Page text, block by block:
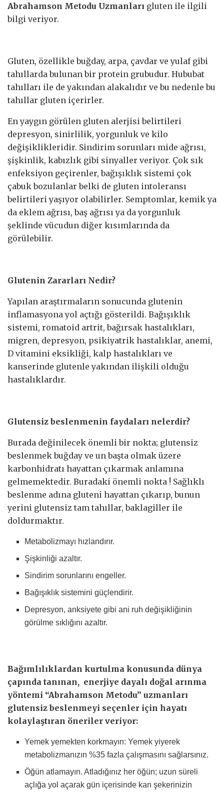
Abrahamson Metodu Uzmanları gluten ile ilgili
bilgi veriyor.
Gluten, özellikle buğday, arpa, çavdar ve yulaf gibi
tahıllarda bulunan bir protein grubudur. Hububat
tahılları ile de yakından alakalıdır ve bu nedenle bu
tahıllar gluten içerirler.
En yaygın görülen gluten alerjisi belirtileri
depresyon, sinirlilik, yorgunluk ve kilo
değişiklikleridir. Sindirim sorunları mide ağrısı,
şişkinlik, kabızlık gibi sinyaller veriyor. Çok sık
enfeksiyon geçirenler, bağışıklık sistemi çok
çabuk bozulanlar belki de gluten intoleransı
belirtileri yaşıyor olabilirler. Semptomlar, kemik ya
da eklem ağrısı, baş ağrısı ya da yorgunluk
şeklinde vücudun diğer kısımlarında da
görülebilir.
Glutenin Zararları Nedir?
Yapılan araştırmaların sonucunda glutenin
inflamasyona yol açtığı gösterildi. Bağışıklık
sistemi, romatoid artrit, bağırsak hastalıkları,
migren, depresyon, psikiyatrik hastalıklar, anemi,
D vitamini eksikliği, kalp hastalıkları ve
kanserinde glutenle yakından ilişkili olduğu
hastalıklardır.
Glutensiz beslenmenin faydaları nelerdir?
Burada değinilecek önemli bir nokta; glutensiz
beslenmek buğday ve un başta olmak üzere
karbonhidratı hayattan çıkarmak anlamına
gelmemektedir. Buradaki önemli nokta ! Sağlıklı
beslenme adına gluteni hayattan çıkarıp, bunun
yerini glutensiz tam tahıllar, baklagiller ile
doldurmaktır.
Metabolizmayı hızlandırır.
Şişkinliği azaltır.
Sindirim sorunlarını engeller.
Bağışıklık sistemini güçlendirir.
Depresyon, anksiyete gibi ani ruh değişikliğinin
görülme sıklığını azaltır.
Bağımlılıklardan kurtulma konusunda dünya
çapında tanınan, enerjiye dayalı doğal arınma
yöntemi “Abrahamson Metodu” uzmanları
glutensiz beslenmeyi seçenler için hayatı
kolaylaştıran öneriler veriyor:
Yemek yemekten korkmayın: Yemek yiyerek
metabolizmanızın %35 fazla çalışmasını sağlarsınız.
Öğün atlamayın. Atladığınız her öğün; uzun süreli
açlığa yol açarak gün içerisinde kan şekerinizin